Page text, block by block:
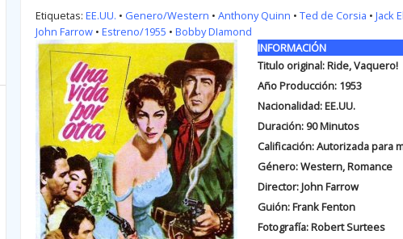
Etiquetas: EE.UU. • Genero/Western • Anthony Quinn • Ted de Corsia • Jack
John Farrow• Estreno/1955 • Bobby DIamond
INFORMACIÓN
Titulo original: Ride, Vaquero!
Año Producción: 1953
Nacionalidad: EE.UU.
Duración: 90Minutos
Calificación: Autorizada para
Género: Western, Romance
Director: John Farrow
Guión: Frank Fenton
Fotografía: Robert Surtees